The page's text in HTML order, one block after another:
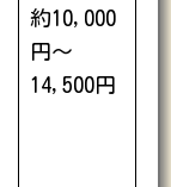
約10,000
円〜
14,500円